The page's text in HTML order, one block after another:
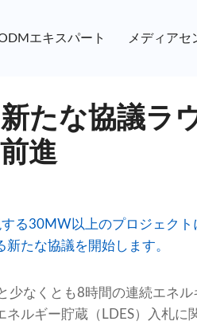
エキスパート メディアセ
たな協議ラ
進
る30MW以上のプロジェク
たな協議を開始します。
なくとも8時間の連続エネ
ルギー貯蔵（LDES）入札に